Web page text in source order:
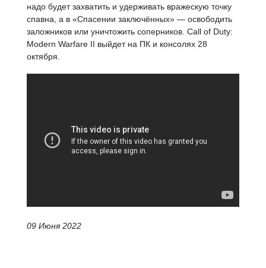
надо будет захватить и удерживать вражескую точку
спавна, а в «Спасении заключённых» — освободить
заложников или уничтожить соперников. Call of Duty:
Modern Warfare II выйдет на ПК и консолях 28
октября.
09 Июня 2022